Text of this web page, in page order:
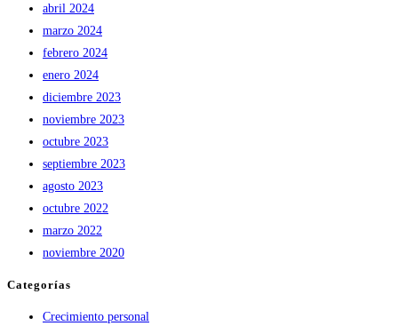
abril 2024
marzo 2024
febrero 2024
enero 2024
diciembre 2023
noviembre 2023
octubre 2023
septiembre 2023
agosto 2023
octubre 2022
marzo 2022
noviembre 2020
Categorías
Crecimiento personal